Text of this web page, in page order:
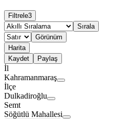
Filtrele3
Sırala
Görünüm
Harita
Kaydet
Paylaş
İl
Kahramanmaraş
İlçe
Dulkadiroğlu
Semt
Söğütlü Mahallesi